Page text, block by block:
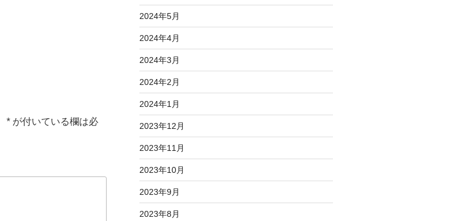
* が付いている欄は必
2024年5月
2024年4月
2024年3月
2024年2月
2024年1月
2023年12月
2023年11月
2023年10月
2023年9月
2023年8月